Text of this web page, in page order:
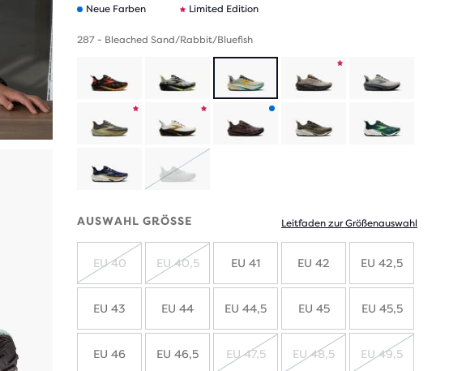
Neue Farben Limited Edition
287 - Bleached Sand/Rabbit/Bluefish
Produkt
in
Produkt
in
Auflage
Produkt
in
Auflage
Produkt
Farben
AUSVERKAUFT
AUSWAHL GRÖSSE Leitfaden zur Größenauswahl
AUSVERKAUFT
EU 40 EU 40,5 EU 41 EU 42 EU 42,5
EU 43 EU 44 EU 44,5 EU 45 EU 45,5
EU 46 EU 46,5
AUSVERKAUFT
EU 47,5
AUSVERKAUFT
EU 48,5 EU 49,5